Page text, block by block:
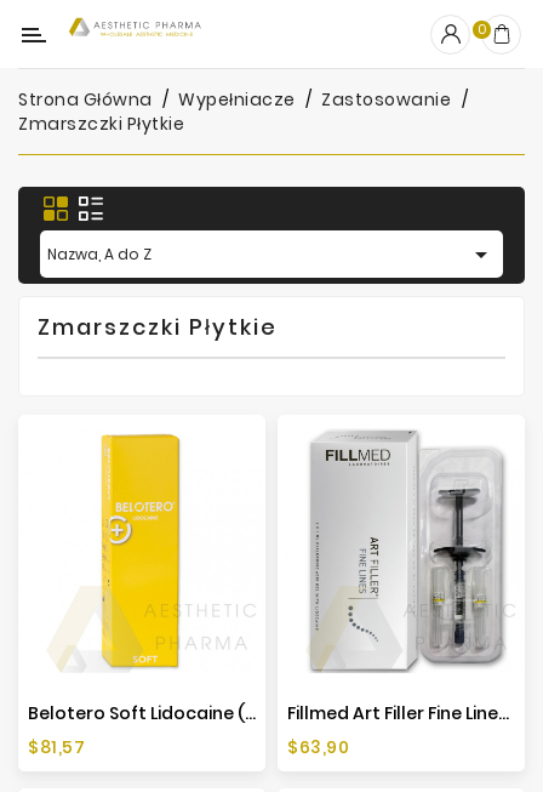
Kategoria
OUTLET
Wypełniacze
Stymulatory
Mezoterapia
Peelingi
PRP
Jednorazowe
Producenci
0
Strona Główna Wypełniacze
Zastosowanie
Zmarszczki Płytkie
Nazwa, A do Z 
Zmarszczki Płytkie
Belotero Soft Lidocaine (1x1ml)
Cena
$81,57
Fillmed Art Filler Fine Lines (1x1ml)
Cena
$63,90